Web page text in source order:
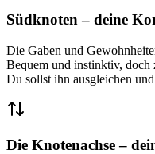
Südknoten – deine
Die Gaben und
Bequem und instinktiv, doch
Du sollst ihn ausgleichen
Die Knotenachse –